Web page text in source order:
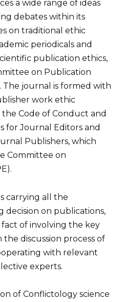
a wide range of ideas
debates within its
on traditional ethic
periodicals and
publication ethics,
on Publication
The journal is formed with
work ethic
Code of Conduct and
for Journal Editors and
Publishers, which
Committee on
carrying all the
decision on publications,
of involving the key
the discussion process of
with relevant
experts.
of Conflictology science